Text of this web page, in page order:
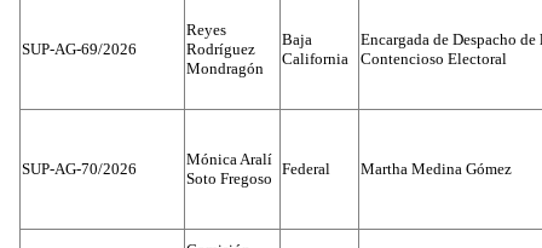
SUP-AG-69/2026
Reyes
Rodríguez
Mondragón
Baja
California
Encargada de Despacho
Contencioso Electoral
SUP-AG-70/2026
Mónica Aralí
Soto Fregoso
Federal Martha Medina Gómez